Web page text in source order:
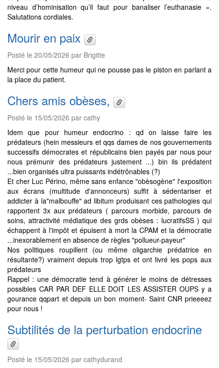
niveau d’hominisation qu’il faut pour banaliser l’euthanasie ».
Salutations cordiales.
Mourir en paix
Posté le 20/05/2026 par Brigitte
Merci pour cette humeur qui ne pousse pas le piston en parlant a
la place du patient.
Chers amis obèses,
Posté le 15/05/2026 par cathy
Idem que pour humeur endocrino : qd on laisse faire les
prédateurs (hein messieurs et qqs dames de nos gouvernements
successifs démocrates et républicains bien payés par nous pour
nous prémunir des prédateurs justement ...) bin ils prédatent
...bien organisés ultra puissants indétrônables (?)
Et cher Luc Périno, même sans enfance "obèsogène" l'exposition
aux écrans (multitude d'annonceurs) suffit à sédentariser et
addicter à la"malbouffe" ad libitum produisant ces pathologies qui
rapportent 3x aux prédateurs ( parcours morbide, parcours de
soins, attractivité médiatique des grds obèses : lucratifsSS ) qui
échappent à l'impôt et épuisent à mort la CPAM et la démocratie
...inexorablement en absence de règles "pollueur-payeur"
Nos politiques roupillent (ou même oligarchie prédatrice en
résultante?) vraiment depuis trop lgtps et ont livré les pops aux
prédateurs
Rappel : une démocratie tend à générer le moins de détresses
possibles CAR PAR DEF ELLE DOIT LES ASSISTER OUPS y a
gourance qqpart et depuis un bon moment- Saint CNR prieeeez
pour nous !
Subtilités de la perturbation endocrine
Posté le 15/05/2026 par cathydurand